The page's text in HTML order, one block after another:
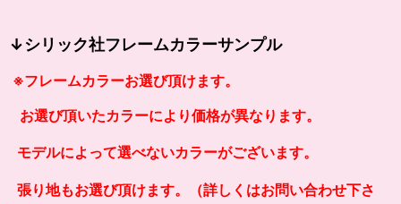
↓シリック社フレームカラーサンプル
※フレームカラーお選び頂けます。
お選び頂いたカラーにより価格が異なります。
モデルによって選べないカラーがございます。
張り地もお選び頂けます。（詳しくはお問い合わせ下さ